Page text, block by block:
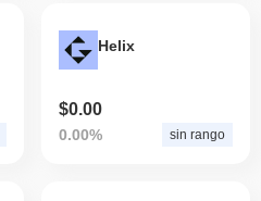
Helix
$0.00
0.00% sin rango